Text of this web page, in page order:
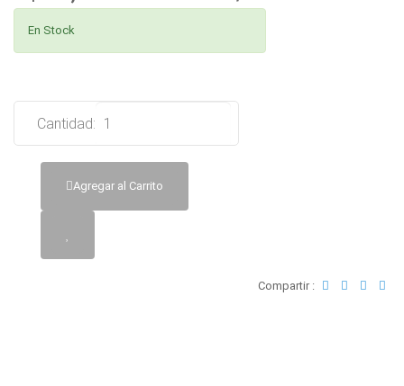
En Stock
Cantidad:
Agregar al Carrito
Compartir :